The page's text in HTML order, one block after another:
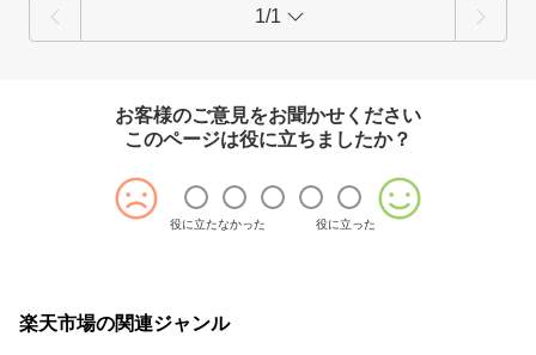
1/1
お客様のご意見をお聞かせください
このページは役に立ちましたか？
役に立たなかった 役に立った
楽天市場の関連ジャンル